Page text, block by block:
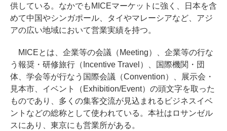
供している。なかでもMICEマーケットに強く、日本を含
めて中国やシンガポール、タイやマレーシアなど、アジ
アの広い地域において営業実績を持つ。
MICEとは、企業等の会議（Meeting）、企業等の行な
う報奨・研修旅行（Incentive Travel）、国際機関・団
体、学会等が行なう国際会議（Convention）、展示会・
見本市、イベント（Exhibition/Event）の頭文字を取った
ものであり、多くの集客交流が見込まれるビジネスイベ
ントなどの総称として使われている。本社はロサンゼル
スにあり、東京にも営業所がある。